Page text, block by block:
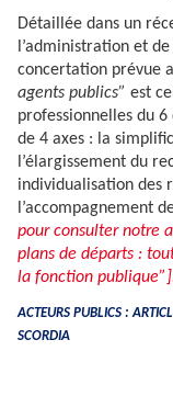
Détaillée dans un
l’administration et
concertation prévue
agents publics” est
professionnelles du
de 4 axes : la
l’élargissement du
individualisation des
l’accompagnement
pour consulter notre
plans de départs :
la fonction
ACTEURS PUBLICS :
SCORDIA